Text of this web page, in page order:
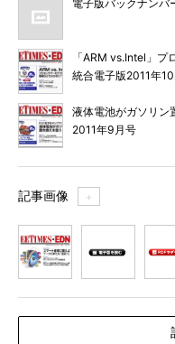
電子版バックナンバ
「ARM vs.Intel」
統合電子版2011年
液体電池がガソリ
2011年9月号
記事画像 ＋